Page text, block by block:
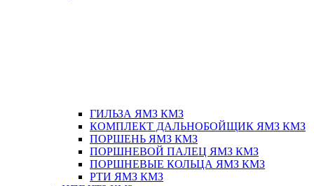
ГИЛЬЗА ЯМЗ КМЗ
КОМПЛЕКТ ДАЛЬНОБОЙЩИК ЯМЗ КМЗ
ПОРШЕНЬ ЯМЗ КМЗ
ПОРШНЕВОЙ ПАЛЕЦ ЯМЗ КМЗ
ПОРШНЕВЫЕ КОЛЬЦА ЯМЗ КМЗ
РТИ ЯМЗ КМЗ